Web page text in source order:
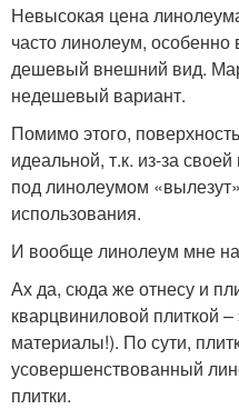
Невысокая цена
часто линолеум, особенно
дешевый внешний вид.
недешевый вариант.
Помимо этого,
идеальной, т.к. из-за
под линолеумом
использования.
И вообще линолеум мне
Ах да, сюда же отнесу и
кварцвиниловой плиткой
материалы!). По сути,
усовершенствованный
плитки.